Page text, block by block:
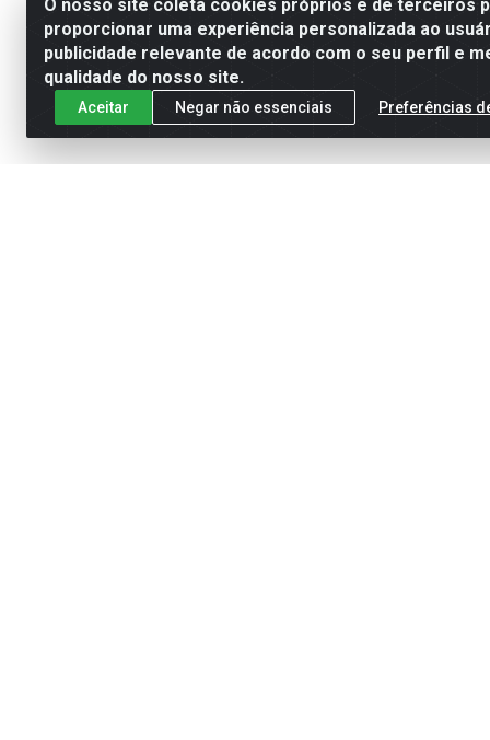
O nosso site coleta cookies próprios e de terceiros
proporcionar uma experiência personalizada ao
publicidade relevante de acordo com o seu perfil e
qualidade do nosso site.
Aceitar Negar não essenciais Preferências